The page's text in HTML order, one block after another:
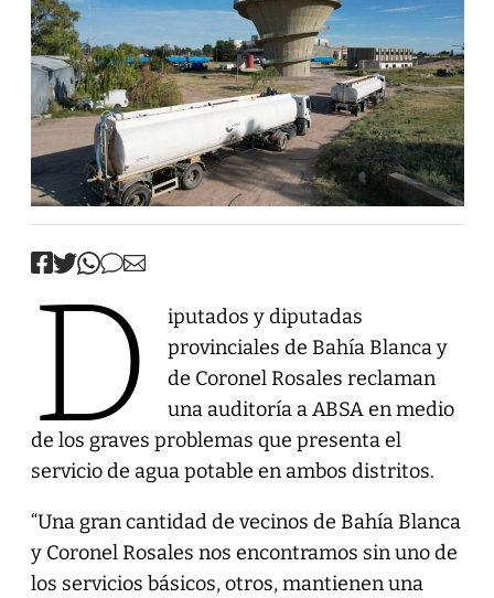
D
iputados y diputadas
provinciales de Bahía Blanca y
de Coronel Rosales reclaman
una auditoría a ABSA en medio
de los graves problemas que presenta el
servicio de agua potable en ambos distritos.
“Una gran cantidad de vecinos de Bahía Blanca
y Coronel Rosales nos encontramos sin uno de
los servicios básicos, otros, mantienen una